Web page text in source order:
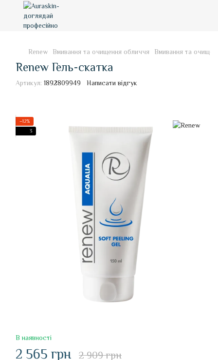
Renew Вмивання та очищення обличчя Вмивання та
Renew Гель-скатка
Артикул: 1892809949 Написати відгук
−12%
3
В наявності
2 565 грн 2 909 грн